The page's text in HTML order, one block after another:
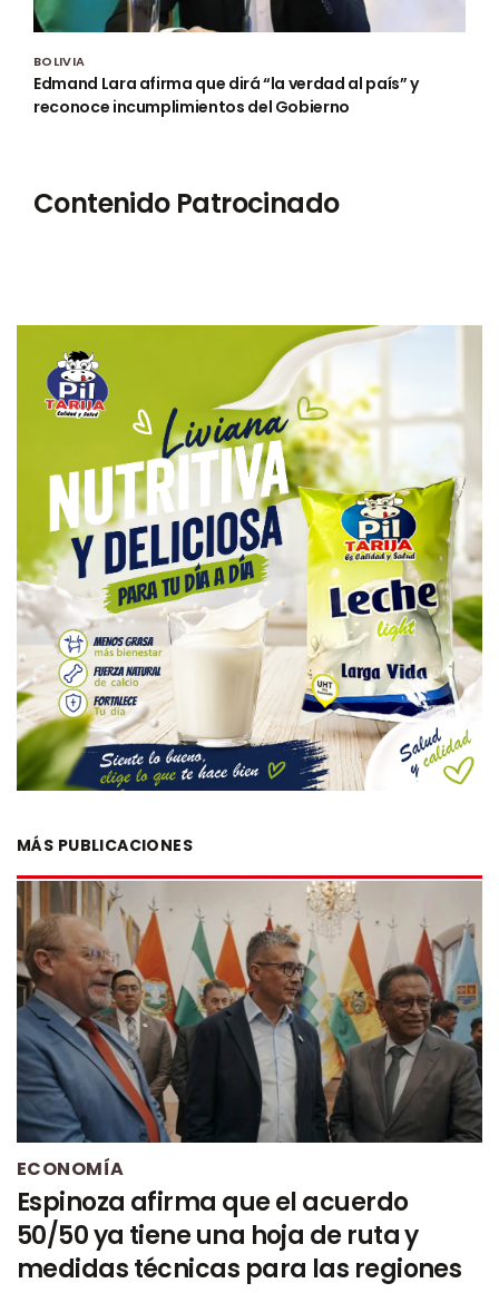
BOLIVIA
Edmand Lara afirma que dirá “la verdad al país” y
reconoce incumplimientos del Gobierno
Contenido Patrocinado
MÁS PUBLICACIONES
ECONOMÍA
Espinoza afirma que el acuerdo
50/50 ya tiene una hoja de ruta y
medidas técnicas para las regiones